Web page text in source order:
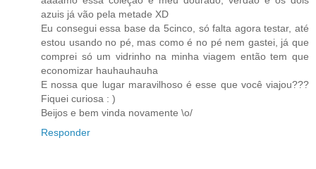
azuis já vão pela metade XD
Eu consegui essa base da 5cinco, só falta agora testar, até
estou usando no pé, mas como é no pé nem gastei, já que
comprei só um vidrinho na minha viagem então tem que
economizar hauhauhauha
E nossa que lugar maravilhoso é esse que você viajou???
Fiquei curiosa : )
Beijos e bem vinda novamente \o/
Responder